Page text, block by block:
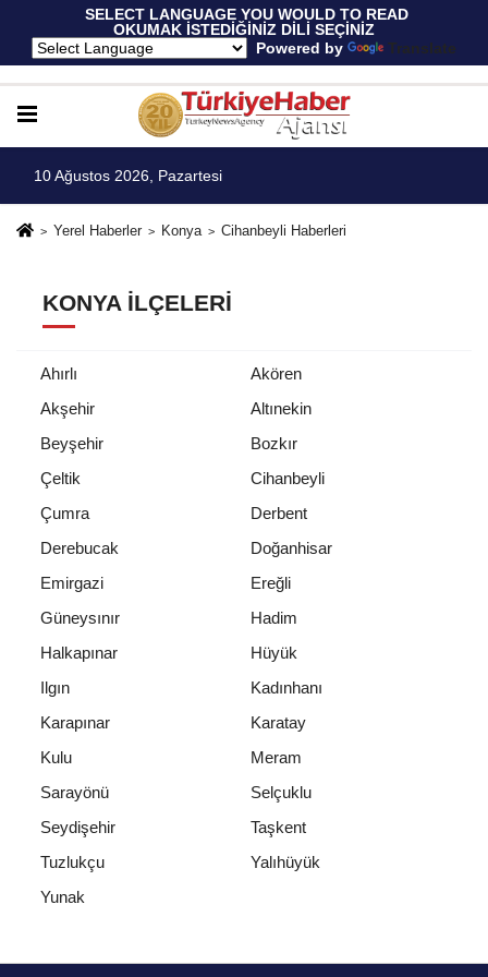
SELECT LANGUAGE YOU WOULD TO READ
OKUMAK İSTEDİĞİNİZ DİLİ SEÇİNİZ
Powered by
Translate
10 Ağustos 2026, Pazartesi
Yerel Haberler Konya Cihanbeyli Haberleri
KONYA İLÇELERI
Ahırlı
Akören
Akşehir
Altınekin
Beyşehir
Bozkır
Çeltik
Cihanbeyli
Çumra
Derbent
Derebucak
Doğanhisar
Emirgazi
Ereğli
Güneysınır
Hadim
Halkapınar
Hüyük
Ilgın
Kadınhanı
Karapınar
Karatay
Kulu
Meram
Sarayönü
Selçuklu
Seydişehir
Taşkent
Tuzlukçu
Yalıhüyük
Yunak